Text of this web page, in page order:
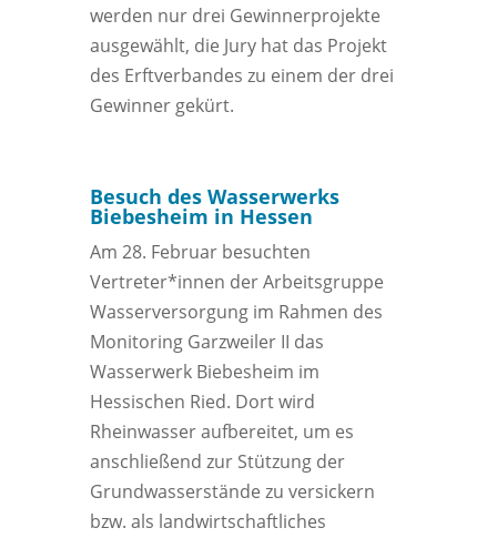
werden nur drei Gewinnerprojekte
ausgewählt, die Jury hat das Projekt
des Erftverbandes zu einem der drei
Gewinner gekürt.
Besuch des Wasserwerks
Biebesheim in Hessen
Am 28. Februar besuchten
Vertreter*innen der Arbeitsgruppe
Wasserversorgung im Rahmen des
Monitoring Garzweiler II das
Wasserwerk Biebesheim im
Hessischen Ried. Dort wird
Rheinwasser aufbereitet, um es
anschließend zur Stützung der
Grundwasserstände zu versickern
bzw. als landwirtschaftliches